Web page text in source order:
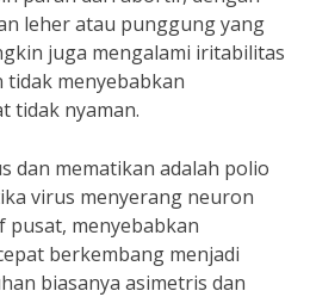
leher atau punggung yang
juga mengalami iritabilitas
menyebabkan
tidak nyaman.
dan mematikan adalah polio
virus menyerang neuron
pusat, menyebabkan
berkembang menjadi
biasanya asimetris dan